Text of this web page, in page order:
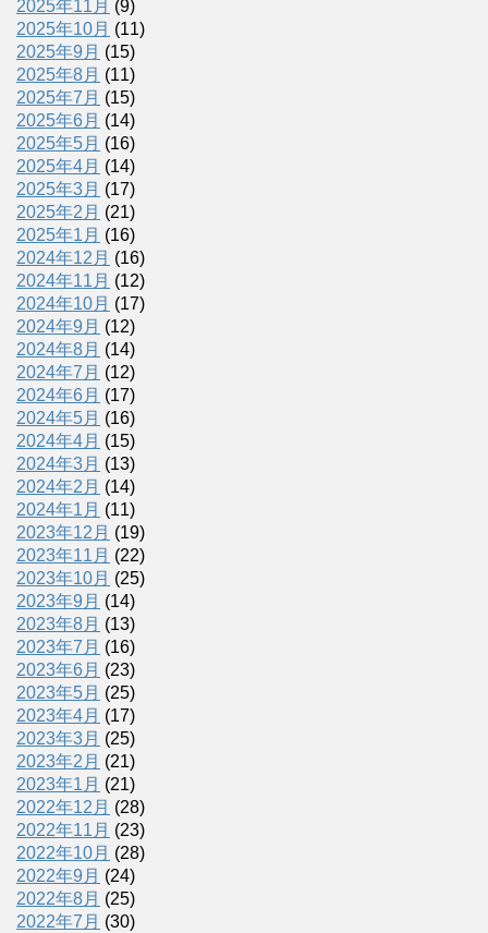
2025年11月 (9)
2025年10月 (11)
2025年9月 (15)
2025年8月 (11)
2025年7月 (15)
2025年6月 (14)
2025年5月 (16)
2025年4月 (14)
2025年3月 (17)
2025年2月 (21)
2025年1月 (16)
2024年12月 (16)
2024年11月 (12)
2024年10月 (17)
2024年9月 (12)
2024年8月 (14)
2024年7月 (12)
2024年6月 (17)
2024年5月 (16)
2024年4月 (15)
2024年3月 (13)
2024年2月 (14)
2024年1月 (11)
2023年12月 (19)
2023年11月 (22)
2023年10月 (25)
2023年9月 (14)
2023年8月 (13)
2023年7月 (16)
2023年6月 (23)
2023年5月 (25)
2023年4月 (17)
2023年3月 (25)
2023年2月 (21)
2023年1月 (21)
2022年12月 (28)
2022年11月 (23)
2022年10月 (28)
2022年9月 (24)
2022年8月 (25)
2022年7月 (30)